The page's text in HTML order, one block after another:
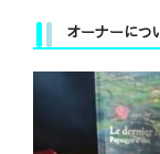
オーナーにつ